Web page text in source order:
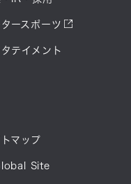
ースポーツ
テイメント
マップ
Site